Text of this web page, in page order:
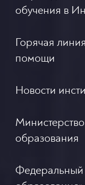
обучения в
Горячая
помощи
Новости
образования
Федеральный